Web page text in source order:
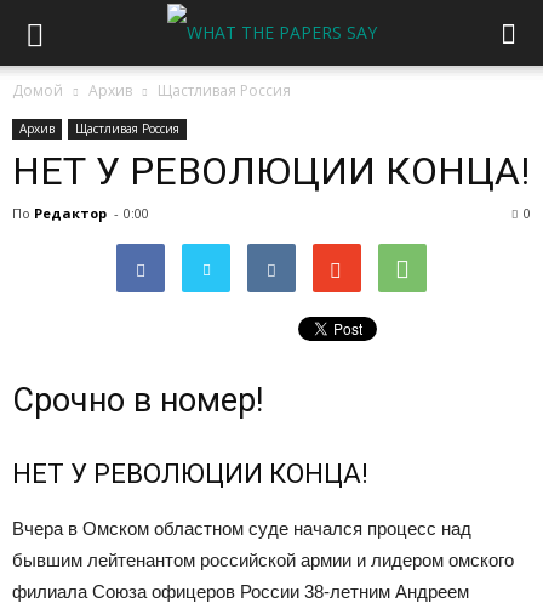
Домой Архив Щастливая Россия
Архив Щастливая Россия
НЕТ У РЕВОЛЮЦИИ КОНЦА!
По Редактор - 0:00 0
Срочно в номер!
НЕТ У РЕВОЛЮЦИИ КОНЦА!
Вчера в Омском областном суде начался процесс над
бывшим лейтенантом российской армии и лидером омского
филиала Союза офицеров России 38-летним Андреем